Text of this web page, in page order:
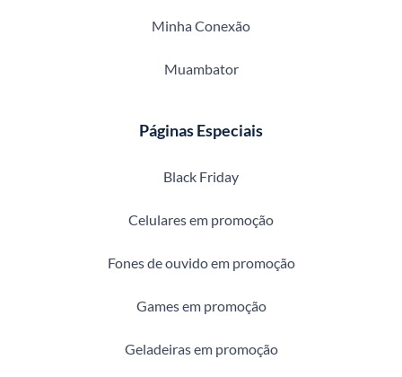
Minha Conexão
Muambator
Páginas Especiais
Black Friday
Celulares em promoção
Fones de ouvido em promoção
Games em promoção
Geladeiras em promoção